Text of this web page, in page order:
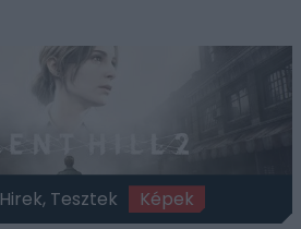
Hirek, Tesztek Képek